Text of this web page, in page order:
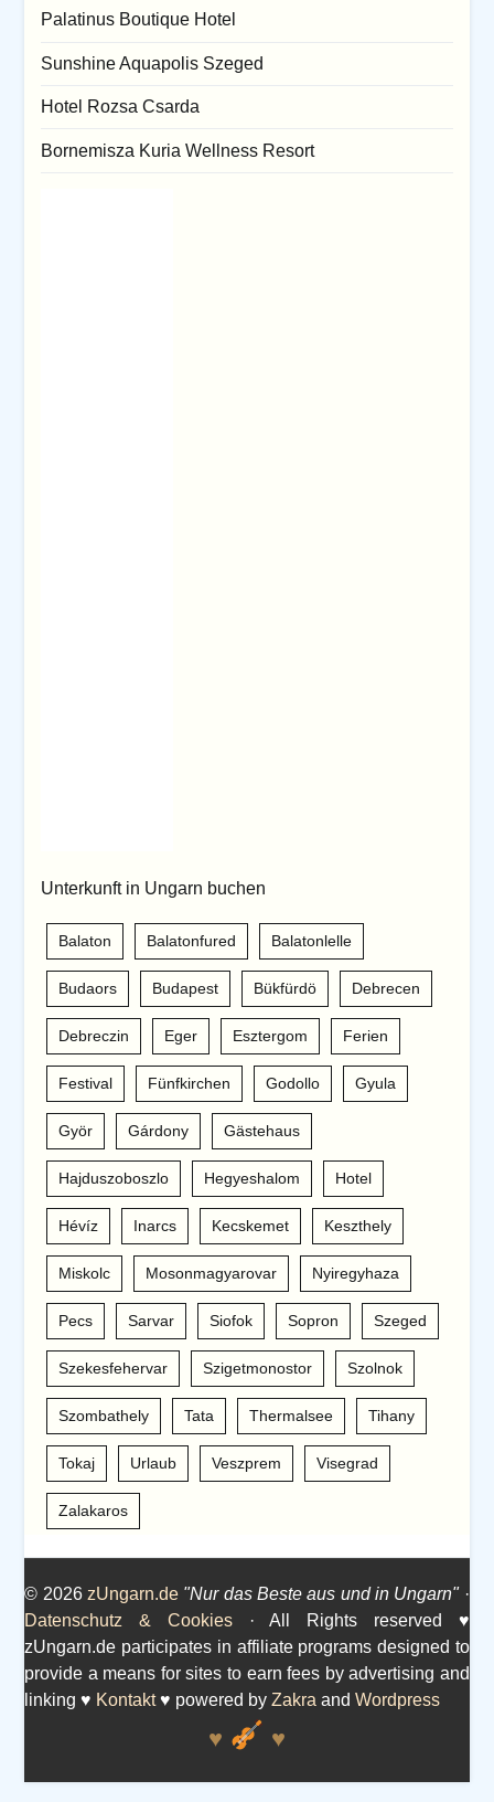
Palatinus Boutique Hotel
Sunshine Aquapolis Szeged
Hotel Rozsa Csarda
Bornemisza Kuria Wellness Resort
Unterkunft in Ungarn buchen
Balaton Balatonfured Balatonlelle
Budaors Budapest Bükfürdö Debrecen
Debreczin Eger Esztergom Ferien
Festival Fünfkirchen Godollo Gyula
Györ Gárdony Gästehaus
Hajduszoboszlo Hegyeshalom Hotel
Hévíz Inarcs Kecskemet Keszthely
Miskolc Mosonmagyarovar Nyiregyhaza
Pecs Sarvar Siofok Sopron Szeged
Szekesfehervar Szigetmonostor Szolnok
Szombathely Tata Thermalsee Tihany
Tokaj Urlaub Veszprem Visegrad
Zalakaros
© 2026 zUngarn.de "Nur das Beste aus und in Ungarn"·
Datenschutz & Cookies· All Rights reserved ♥
zUngarn.de participates in affiliate programs designed to
provide a means for sites to earn fees by advertising and
linking ♥ Kontakt♥ powered byZakra andWordpress
♥ ♥